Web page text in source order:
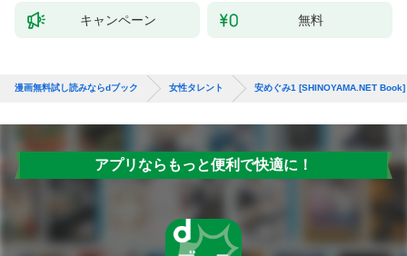
キャンペーン 無料
漫画無料試し読みならdブック 女性タレント 安めぐみ1 [SHINOYAMA.NET Book]
アプリならもっと便利で快適に！